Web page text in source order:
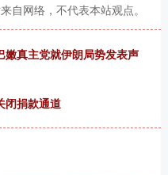
自网络，不代表本站观点。
嫩真主党就伊朗局势发表声
闭捐款通道